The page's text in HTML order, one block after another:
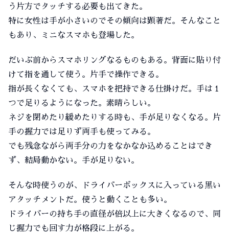
う片方でタッチする必要も出てきた。
特に女性は手が小さいのでその傾向は顕著だ。そんなこと
もあり、ミニなスマホも登場した。
だいぶ前からスマホリングなるものもある。背面に貼り付
けて指を通して使う。片手で操作できる。
指が長くなくても、スマホを把持できる仕掛けだ。手は１
つで足りるようになった。素晴らしい。
ネジを閉めたり緩めたりする時も、手が足りなくなる。片
手の握力では足りず両手も使ってみる。
でも残念ながら両手分の力をなかなか込めることはでき
ず、結局動かない。手が足りない。
そんな時使うのが、ドライバーボックスに入っている黒い
アタッチメントだ。使うと動くことも多い。
ドライバーの持ち手の直径が倍以上に大きくなるので、同
じ握力でも回す力が格段に上がる。